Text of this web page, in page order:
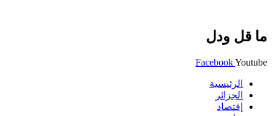
ما قل ودل
FacebookYoutube
الرئيسية
الجزائر
إقتصاد